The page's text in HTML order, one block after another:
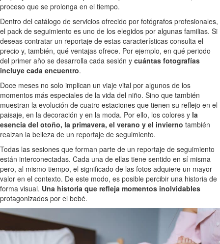
proceso que se prolonga en el tiempo.
Dentro del catálogo de servicios ofrecido por fotógrafos profesionales,
el pack de seguimiento es uno de los elegidos por algunas familias. Si
deseas contratar un reportaje de estas características consulta el
precio y, también, qué ventajas ofrece. Por ejemplo, en qué periodo
del primer año se desarrolla cada sesión y cuántas fotografías
incluye cada encuentro.
Doce meses no solo implican un viaje vital por algunos de los
momentos más especiales de la vida del niño. Sino que también
muestran la evolución de cuatro estaciones que tienen su reflejo en el
paisaje, en la decoración y en la moda. Por ello, los colores y la
esencia del otoño, la primavera, el verano y el invierno también
realzan la belleza de un reportaje de seguimiento.
Todas las sesiones que forman parte de un reportaje de seguimiento
están interconectadas. Cada una de ellas tiene sentido en sí misma
pero, al mismo tiempo, el significado de las fotos adquiere un mayor
valor en el contexto. De este modo, es posible percibir una historia de
forma visual. Una historia que refleja momentos inolvidables
protagonizados por el bebé.